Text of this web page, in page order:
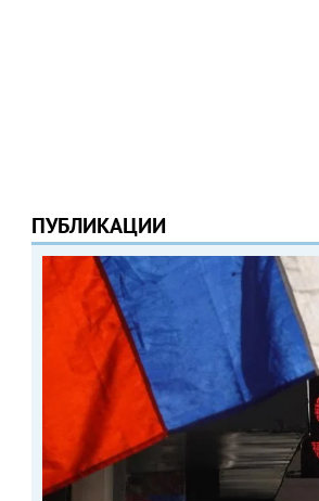
ПУБЛИКАЦИИ